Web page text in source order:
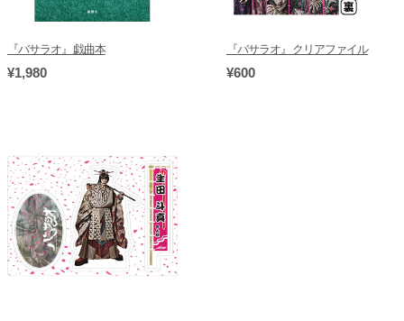
『バサラオ』戯曲本
¥1,980
『バサラオ』クリアファイル
¥600